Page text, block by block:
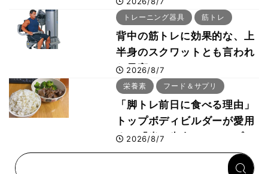
事・睡眠・呼吸の整え方
トレーニング器具 筋トレ
背中の筋トレに効果的な、上
半身のスクワットとも言われ
た最高マシン“ノーチラス・
プルオーバーマシン”とは？
2026/8/7
栄養素 フード＆サプリ
「脚トレ前日に食べる理由」
トップボディビルダーが愛用
する「米＋牛肉」のシンプル
回復メシとは？
2026/8/7